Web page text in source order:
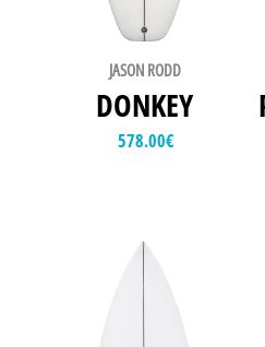
JASON RODD
DONKEY
578.00€